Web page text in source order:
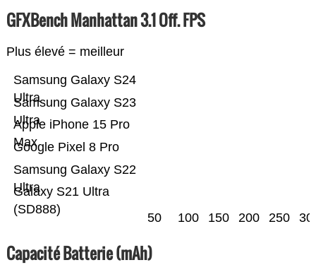
GFXBench Manhattan 3.1 Off. FPS
Plus élevé = meilleur
Galaxy S21 Ultra
(SD888)
Samsung Galaxy S22
Ultra
Google Pixel 8 Pro
Apple iPhone 15 Pro
Max
Samsung Galaxy S23
Ultra
Samsung Galaxy S24
Ultra
50 100 150 200 250
Capacité Batterie (mAh)